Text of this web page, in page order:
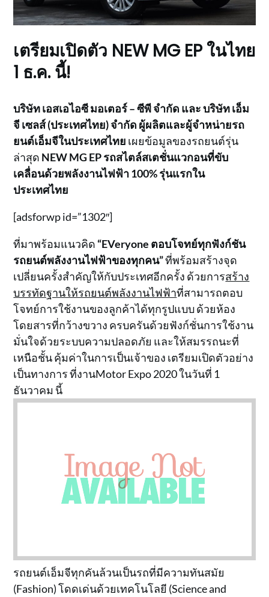
เตรียมเปิดตัว NEW MG EP ในไทย
1 ธ.ค. นี้!
บริษัท เอสเอไอซี มอเตอร์ – ซีพี จำกัด และ บริษัท เอ็ม
จี เซลส์ (ประเทศไทย) จำกัด ผู้ผลิตและผู้จำหน่ายรถ
ยนต์เอ็มจีในประเทศไทย เผยข้อมูลของรถยนต์รุ่น
ล่าสุด NEW MG EP รถสไตล์สเตชั่นแวกอนที่ขับ
เคลื่อนด้วยพลังงานไฟฟ้า 100% รุ่นแรกใน
ประเทศไทย
[adsforwp id=”1302″]
ที่มาพร้อมแนวคิด “EVeryone ตอบโจทย์ทุกฟังก์ชัน
รถยนต์พลังงานไฟฟ้าของทุกคน”ที่พร้อมสร้างจุด
เปลี่ยนครั้งสำคัญให้กับประเทศอีกครั้ง ด้วยการสร้าง
บรรทัดฐานให้รถยนต์พลังงานไฟฟ้าที่สามารถตอบ
โจทย์การใช้งานของลูกค้าได้ทุกรูปแบบ ด้วยห้อง
โดยสารที่กว้างขวาง ครบครันด้วยฟังก์ชั่นการใช้งาน
มั่นใจด้วยระบบความปลอดภัย และให้สมรรถนะที่
เหนือชั้น คุ้มค่าในการเป็นเจ้าของ เตรียมเปิดตัวอย่าง
เป็นทางการ ที่งานMotor Expo 2020 ในวันที่ 1
ธันวาคม นี้
รถยนต์เอ็มจีทุกคันล้วนเป็นรถที่มีความทันสมัย
(Fashion) โดดเด่นด้วยเทคโนโลยี (Science and